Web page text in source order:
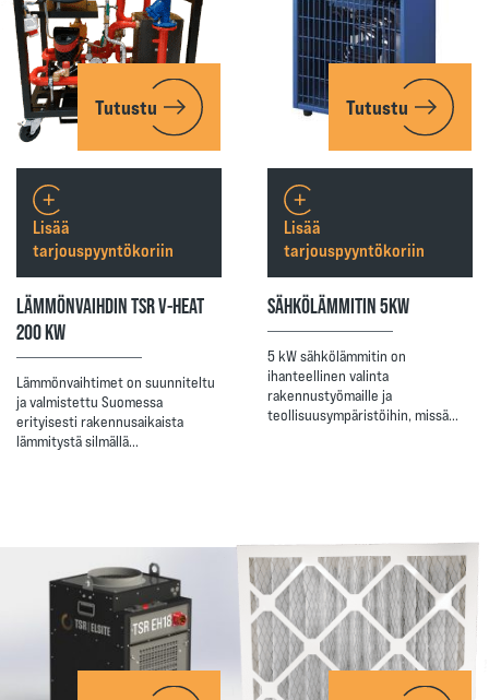
Tutustu
LÄMMÖNVAIHDIN TSR V-HEAT
200 KW
Lämmönvaihtimet on suunniteltu
ja valmistettu Suomessa
erityisesti rakennusaikaista
lämmitystä silmällä…
Lisää
tarjouspyyntökoriin
Tutustu
SÄHKÖLÄMMITIN 5KW
5 kW sähkölämmitin on
ihanteellinen valinta
rakennustyömaille ja
teollisuusympäristöihin, missä…
Lisää
tarjouspyyntökoriin